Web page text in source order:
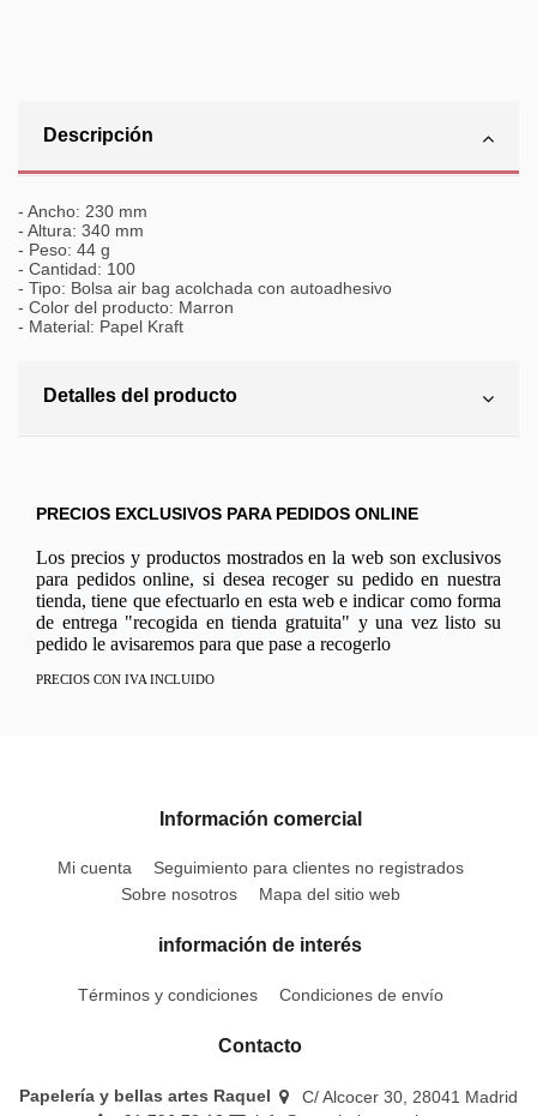
Descripción
- Ancho: 230 mm
- Altura: 340 mm
- Peso: 44 g
- Cantidad: 100
- Tipo: Bolsa air bag acolchada con autoadhesivo
- Color del producto: Marron
- Material: Papel Kraft
Detalles del producto
PRECIOS EXCLUSIVOS PARA PEDIDOS ONLINE
Los precios y productos mostrados en la web son exclusivos
para pedidos online, si desea recoger su pedido en nuestra
tienda, tiene que efectuarlo en esta web e indicar como forma
de entrega "recogida en tienda gratuita" y una vez listo su
pedido le avisaremos para que pase a recogerlo
PRECIOS CON IVA INCLUIDO
Información comercial
Mi cuenta
Seguimiento para clientes no registrados
Sobre nosotros
Mapa del sitio web
información de interés
Términos y condiciones Condiciones de envío
Contacto
Papelería y bellas artes Raquel
C/ Alcocer 30, 28041 Madrid